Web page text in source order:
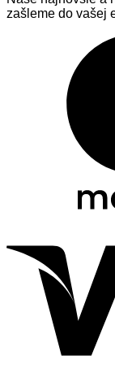
zašleme do vašej